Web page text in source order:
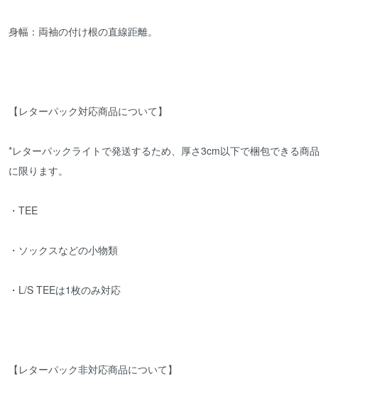
身幅：両袖の付け根の直線距離。
【レターパック対応商品について】
*レターパックライトで発送するため、厚さ3cm以下で梱包できる商品
に限ります。
・TEE
・ソックスなどの小物類
・L/S TEEは1枚のみ対応
【レターパック非対応商品について】